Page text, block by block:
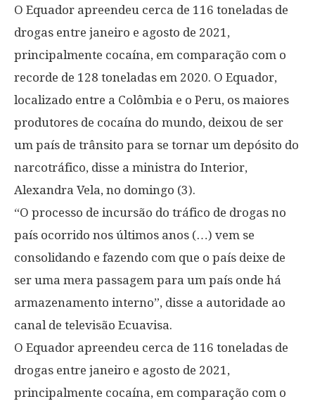
O Equador apreendeu cerca de 116 toneladas de
drogas entre janeiro e agosto de 2021,
principalmente cocaína, em comparação com o
recorde de 128 toneladas em 2020. O Equador,
localizado entre a Colômbia e o Peru, os maiores
produtores de cocaína do mundo, deixou de ser
um país de trânsito para se tornar um depósito do
narcotráfico, disse a ministra do Interior,
Alexandra Vela, no domingo (3).
“O processo de incursão do tráfico de drogas no
país ocorrido nos últimos anos (…) vem se
consolidando e fazendo com que o país deixe de
ser uma mera passagem para um país onde há
armazenamento interno”, disse a autoridade ao
canal de televisão Ecuavisa.
O Equador apreendeu cerca de 116 toneladas de
drogas entre janeiro e agosto de 2021,
principalmente cocaína, em comparação com o